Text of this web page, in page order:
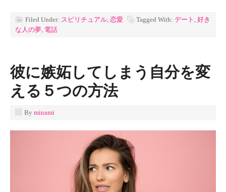
Filed Under: スピリチュアル, 恋愛 Tagged With: デート , 好き
な人の夢, 電話
彼に嫉妬してしまう自分を変
える５つの方法
By minami